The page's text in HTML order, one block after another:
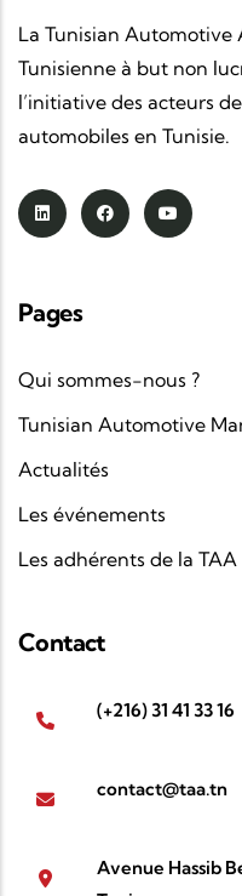
La Tunisian Automotive
Tunisienne à but non
l’initiative des acteurs
automobiles en Tunisie.
Pages
Qui sommes-nous ?
Tunisian Automotive
Actualités
Les événements
Les adhérents de la TAA
Contact
(+216) 31 41 33 16
contact@taa.tn
Avenue Hassib